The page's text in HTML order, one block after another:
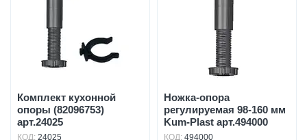
Комплект кухонной
опоры (82096753)
арт.24025
КОД: 24025
Ножка-опора
регулируемая 98-160 мм
Kum-Plast арт.494000
КОД: 494000